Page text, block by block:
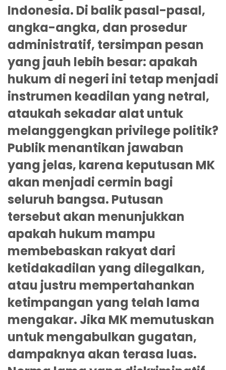
Indonesia. Di balik pasal-pasal,
angka-angka, dan prosedur
administratif, tersimpan pesan
yang jauh lebih besar: apakah
hukum di negeri ini tetap menjadi
instrumen keadilan yang netral,
ataukah sekadar alat untuk
melanggengkan privilege politik?
Publik menantikan jawaban
yang jelas, karena keputusan MK
akan menjadi cermin bagi
seluruh bangsa. Putusan
tersebut akan menunjukkan
apakah hukum mampu
membebaskan rakyat dari
ketidakadilan yang dilegalkan,
atau justru mempertahankan
ketimpangan yang telah lama
mengakar. Jika MK memutuskan
untuk mengabulkan gugatan,
dampaknya akan terasa luas.